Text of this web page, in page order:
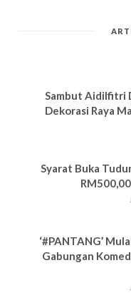
Sambut Aidilfitri
Dekorasi Raya
Syarat Buka
‘#PANTANG’
Gabungan